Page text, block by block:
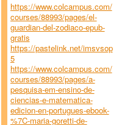
https://www.colcampus.com/
courses/88993/pages/el-
guardian-del-zodiaco-epub-
gratis
https://pastelink.net/imsvsop
5
https://www.colcampus.com/
courses/88993/pages/a-
pesquisa-em-ensino-de-
ciencias-e-matematica-
edicion-en-portugues-ebook-
%7C-maria-goretti-de-